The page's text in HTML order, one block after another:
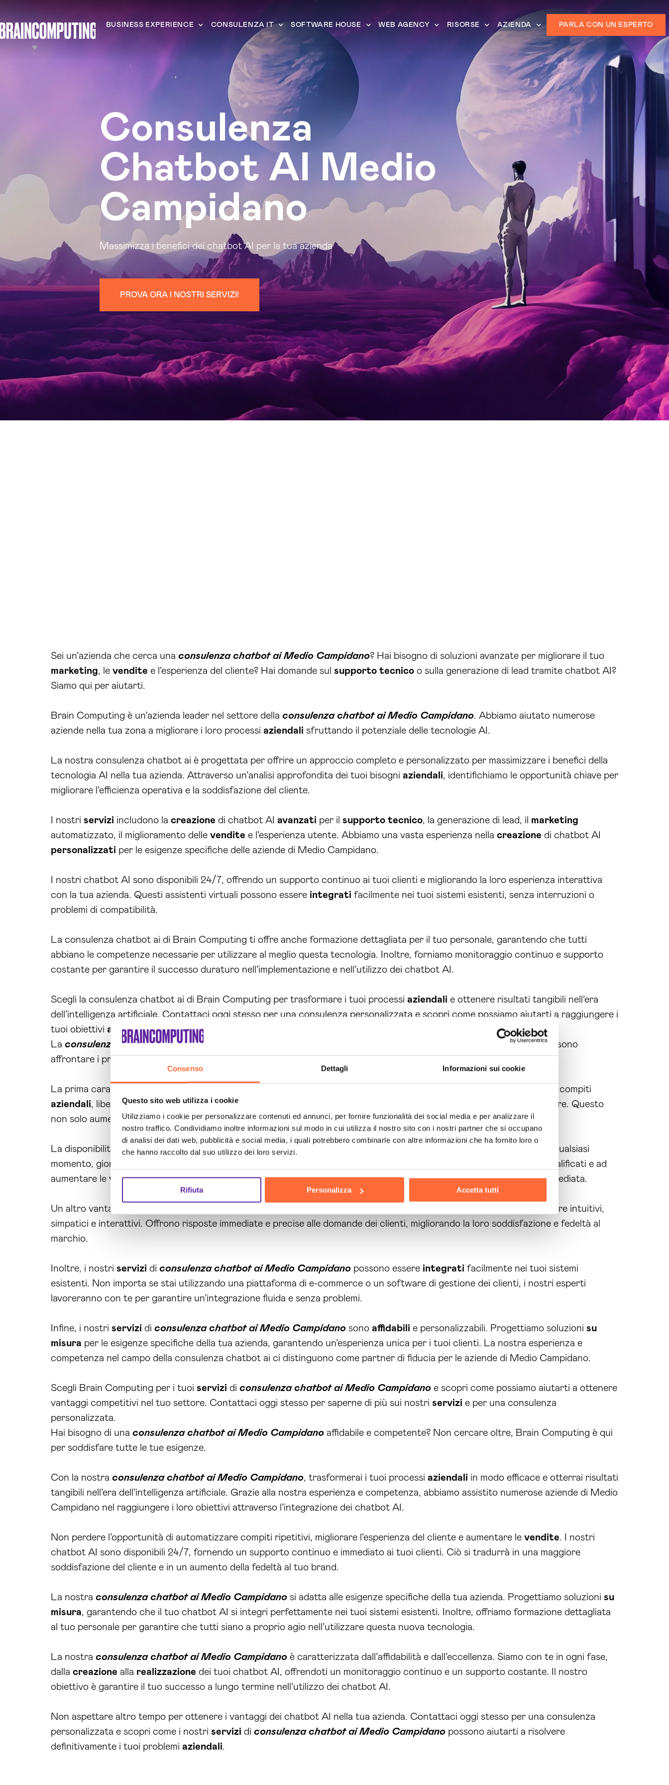
Consenso Dettagli Informazioni sui cookie
Questo sito web utilizza i cookie
Utilizziamo i cookie per personalizzare contenuti ed annunci, per fornire funzionalità dei social media e per analizzare il
nostro traffico. Condividiamo inoltre informazioni sul modo in cui utilizza il nostro sito con i nostri partner che si occupano
di analisi dei dati web, pubblicità e social media, i quali potrebbero combinarle con altre informazioni che ha fornito loro o
che hanno raccolto dal suo utilizzo dei loro servizi.
Rifiuta Personalizza Accetta tutti
BUSINESS EXPERIENCE CONSULENZA IT SOFTWARE HOUSE WEB AGENCY RISORSE AZIENDA PARLA CON UN ESPERTO
Consulenza
Chatbot AI Medio
Campidano
Massimizza i benefici dei chatbot AI per la tua azienda
PROVA ORA I NOSTRI SERVIZI!
Sei un’azienda che cerca una consulenza chatbot ai Medio Campidano? Hai bisogno di soluzioni avanzate per migliorare il tuo
marketing, le vendite e l’esperienza del cliente? Hai domande sul supporto tecnico o sulla generazione di lead tramite chatbot AI?
Siamo qui per aiutarti.
Brain Computing è un’azienda leader nel settore della consulenza chatbot ai Medio Campidano. Abbiamo aiutato numerose
aziende nella tua zona a migliorare i loro processi aziendali sfruttando il potenziale delle tecnologie AI.
La nostra consulenza chatbot ai è progettata per offrire un approccio completo e personalizzato per massimizzare i benefici della
tecnologia AI nella tua azienda. Attraverso un’analisi approfondita dei tuoi bisogni aziendali, identifichiamo le opportunità chiave per
migliorare l’efficienza operativa e la soddisfazione del cliente.
I nostri servizi includono la creazione di chatbot AI avanzati per il supporto tecnico, la generazione di lead, il marketing
automatizzato, il miglioramento delle vendite e l’esperienza utente. Abbiamo una vasta esperienza nella creazione di chatbot AI
personalizzati per le esigenze specifiche delle aziende di Medio Campidano.
I nostri chatbot AI sono disponibili 24/7, offrendo un supporto continuo ai tuoi clienti e migliorando la loro esperienza interattiva
con la tua azienda. Questi assistenti virtuali possono essere integrati facilmente nei tuoi sistemi esistenti, senza interruzioni o
problemi di compatibilità.
La consulenza chatbot ai di Brain Computing ti offre anche formazione dettagliata per il tuo personale, garantendo che tutti
abbiano le competenze necessarie per utilizzare al meglio questa tecnologia. Inoltre, forniamo monitoraggio continuo e supporto
costante per garantire il successo duraturo nell’implementazione e nell’utilizzo dei chatbot AI.
Scegli la consulenza chatbot ai di Brain Computing per trasformare i tuoi processi aziendali e ottenere risultati tangibili nell’era
dell’intelligenza artificiale. Contattaci oggi stesso per una consulenza personalizzata e scopri come possiamo aiutarti a raggiungere i
tuoi obiettivi aziendaliattraverso l’integrazione dei chatbot AI.
La consulenza chatbot ai Medio Campidano
offerta da Brain Computing offre numerosi vantaggi distintivi che possono
affrontare i problemi specifici delle aziende nella tua area.
La prima caratteristica chiave dei nostri
è l’automatizzazione. I chatbot AI possono automatizzare una serie di compiti
aziendali, liberando il tuo personale da attività ripetitive e consentendo loro di concentrarsi su attività di maggior valore. Questo
non solo aumenterà l’efficienza operativa, ma ridurrà anche gli errori umani.
La disponibilità 24/7 è un altro punto di forza dei nostri chatbot AI. I clienti potranno comunicare con il tuo brand in qualsiasi
momento, giorno e notte. Questo non solo migliorerà l’esperienza del cliente, ma contribuirà anche a generare lead qualificati e ad
aumentare le vendite. I tuoi clienti si sentiranno sempre supportati e avranno accesso a informazioni e assistenza immediata.
Un altro vantaggio fondamentale è il miglioramento dell’esperienza utente. I nostri chatbot AI sono progettati per essere intuitivi,
simpatici e interattivi. Offrono risposte immediate e precise alle domande dei clienti, migliorando la loro soddisfazione e fedeltà al
marchio.
Inoltre, i nostri servizi di consulenza chatbot ai Medio Campidano possono essere integrati facilmente nei tuoi sistemi
esistenti. Non importa se stai utilizzando una piattaforma di e-commerce o un software di gestione dei clienti, i nostri esperti
lavoreranno con te per garantire un’integrazione fluida e senza problemi.
Infine, i nostri servizi di consulenza chatbot ai Medio Campidano sono affidabili e personalizzabili. Progettiamo soluzioni su
misura per le esigenze specifiche della tua azienda, garantendo un’esperienza unica per i tuoi clienti. La nostra esperienza e
competenza nel campo della consulenza chatbot ai ci distinguono come partner di fiducia per le aziende di Medio Campidano.
Scegli Brain Computing per i tuoi servizi di consulenza chatbot ai Medio Campidano e scopri come possiamo aiutarti a ottenere
vantaggi competitivi nel tuo settore. Contattaci oggi stesso per saperne di più sui nostri servizi e per una consulenza
personalizzata.
Hai bisogno di una consulenza chatbot ai Medio Campidano affidabile e competente? Non cercare oltre, Brain Computing è qui
per soddisfare tutte le tue esigenze.
Con la nostra consulenza chatbot ai Medio Campidano, trasformerai i tuoi processi aziendali in modo efficace e otterrai risultati
tangibili nell’era dell’intelligenza artificiale. Grazie alla nostra esperienza e competenza, abbiamo assistito numerose aziende di Medio
Campidano nel raggiungere i loro obiettivi attraverso l’integrazione dei chatbot AI.
Non perdere l’opportunità di automatizzare compiti ripetitivi, migliorare l’esperienza del cliente e aumentare le vendite. I nostri
chatbot AI sono disponibili 24/7, fornendo un supporto continuo e immediato ai tuoi clienti. Ciò si tradurrà in una maggiore
soddisfazione del cliente e in un aumento della fedeltà al tuo brand.
La nostra consulenza chatbot ai Medio Campidano si adatta alle esigenze specifiche della tua azienda. Progettiamo soluzioni su
misura, garantendo che il tuo chatbot AI si integri perfettamente nei tuoi sistemi esistenti. Inoltre, offriamo formazione dettagliata
al tuo personale per garantire che tutti siano a proprio agio nell’utilizzare questa nuova tecnologia.
La nostra consulenza chatbot ai Medio Campidano è caratterizzata dall’affidabilità e dall’eccellenza. Siamo con te in ogni fase,
dalla creazione alla realizzazione dei tuoi chatbot AI, offrendoti un monitoraggio continuo e un supporto costante. Il nostro
obiettivo è garantire il tuo successo a lungo termine nell’utilizzo dei chatbot AI.
Non aspettare altro tempo per ottenere i vantaggi dei chatbot AI nella tua azienda. Contattaci oggi stesso per una consulenza
personalizzata e scopri come i nostri servizi di consulenza chatbot ai Medio Campidano possono aiutarti a risolvere
definitivamente i tuoi problemi aziendali.